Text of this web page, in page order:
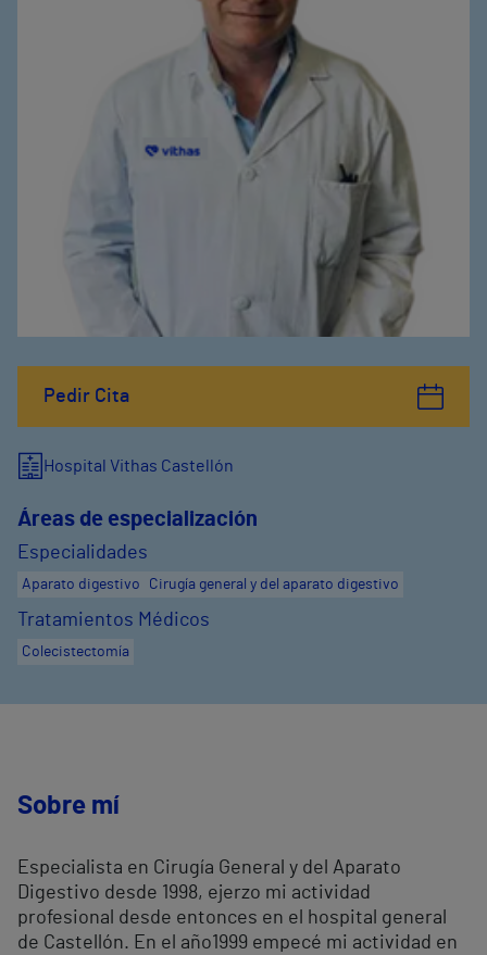
Pedir Cita
Hospital Vithas Castellón
Áreas de especialización
Especialidades
Aparato digestivo Cirugía general y del aparato digestivo
Tratamientos Médicos
Colecistectomía
Sobre mí
Especialista en Cirugía General y del Aparato
Digestivo desde 1998, ejerzo mi actividad
profesional desde entonces en el hospital general
de Castellón. En el año1999 empecé mi actividad en